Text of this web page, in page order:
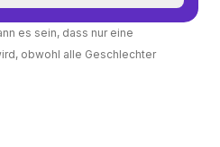
es sein, dass nur eine
obwohl alle Geschlechter